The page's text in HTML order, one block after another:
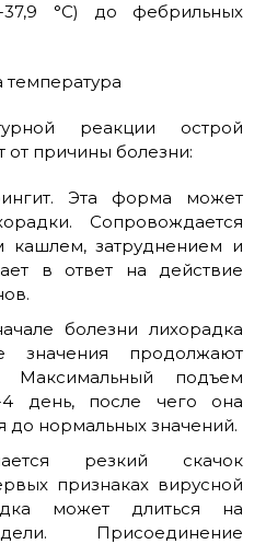
37,9 °C) до фебрильных
реакции острой
от причины болезни:
Эта форма может
Сопровождается
затруднением и
в ответ на действие
болезни лихорадка
значения продолжают
Максимальный подъем
день, после чего она
до нормальных значений.
резкий скачок
признаках вирусной
может длиться на
Присоединение